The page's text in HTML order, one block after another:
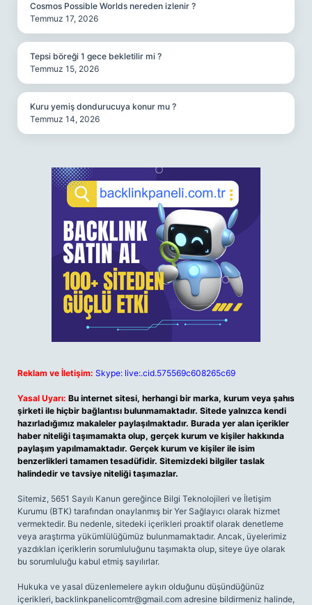
Cosmos Possible Worlds nereden izlenir ?
Temmuz 17, 2026
Tepsi böreği 1 gece bekletilir mi ?
Temmuz 15, 2026
Kuru yemiş dondurucuya konur mu ?
Temmuz 14, 2026
Reklam ve İletişim: Skype: live:.cid.575569c608265c69
Yasal Uyarı: Bu internet sitesi, herhangi bir marka, kurum veya şahıs
şirketi ile hiçbir bağlantısı bulunmamaktadır. Sitede yalnızca kendi
hazırladığımız makaleler paylaşılmaktadır. Burada yer alan içerikler
haber niteliği taşımamakta olup, gerçek kurum ve kişiler hakkında
paylaşım yapılmamaktadır. Gerçek kurum ve kişiler ile isim
benzerlikleri tamamen tesadüfidir. Sitemizdeki bilgiler taslak
halindedir ve tavsiye niteliği taşımazlar.
Sitemiz, 5651 Sayılı Kanun gereğince Bilgi Teknolojileri ve İletişim
Kurumu (BTK) tarafından onaylanmış bir Yer Sağlayıcı olarak hizmet
vermektedir. Bu nedenle, sitedeki içerikleri proaktif olarak denetleme
veya araştırma yükümlülüğümüz bulunmamaktadır. Ancak, üyelerimiz
yazdıkları içeriklerin sorumluluğunu taşımakta olup, siteye üye olarak
bu sorumluluğu kabul etmiş sayılırlar.
Hukuka ve yasal düzenlemelere aykırı olduğunu düşündüğünüz
içerikleri, backlinkpanelicomtr@gmail.com adresine bildirmeniz halinde,